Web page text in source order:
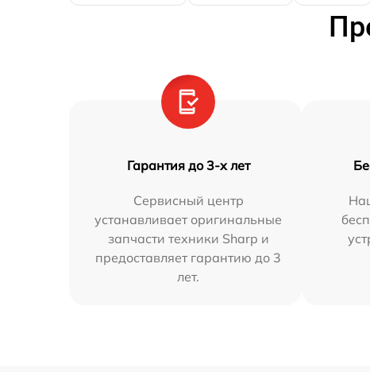
Гарантия до 3-х лет
Сервисный центр
устанавливает оригинальные
запчасти техники Sharp и
предоставляет гарантию до 3
лет.